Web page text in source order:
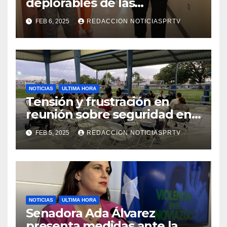
facilidades el Departamento
de la Salud en Mayagüez
FEB 6, 2025 REDACCION NOTICIASPRTV
NOTICIAS ULTIMA HORA
Tensión y frustración en
reunión sobre seguridad en
Reparto Metropolitano
FEB 5, 2025 REDACCION NOTICIASPRTV
NOTICIAS ULTIMA HORA
Senadora Ada Álvarez